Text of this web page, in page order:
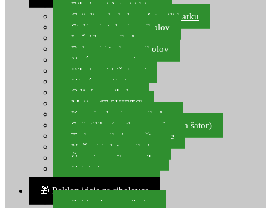
Ribolovni šatori i bivvy
Grijalice, kuhala za šator ili barku
Stolice i stolovi za ribolov
Ležaljke za ribolov
Ruksaci i torbe za ribolov
Vreće za spavanje
Ribolovni kišobrani
Obuća za ribolov
Odjeća za ribolov
Majice (T-SHIRTS)
Kape i rukavice za ribolov
Svijetiljke (naglavne, ručne, za šator)
Torbe za ribolovne štapove
Noževi i alat za ribolov
Čamci za prihranu ribe
Ostala kamp oprema
Dalekozori i optika
🎁 Poklon ideje za ribolovce
Poklon bon za ribolov